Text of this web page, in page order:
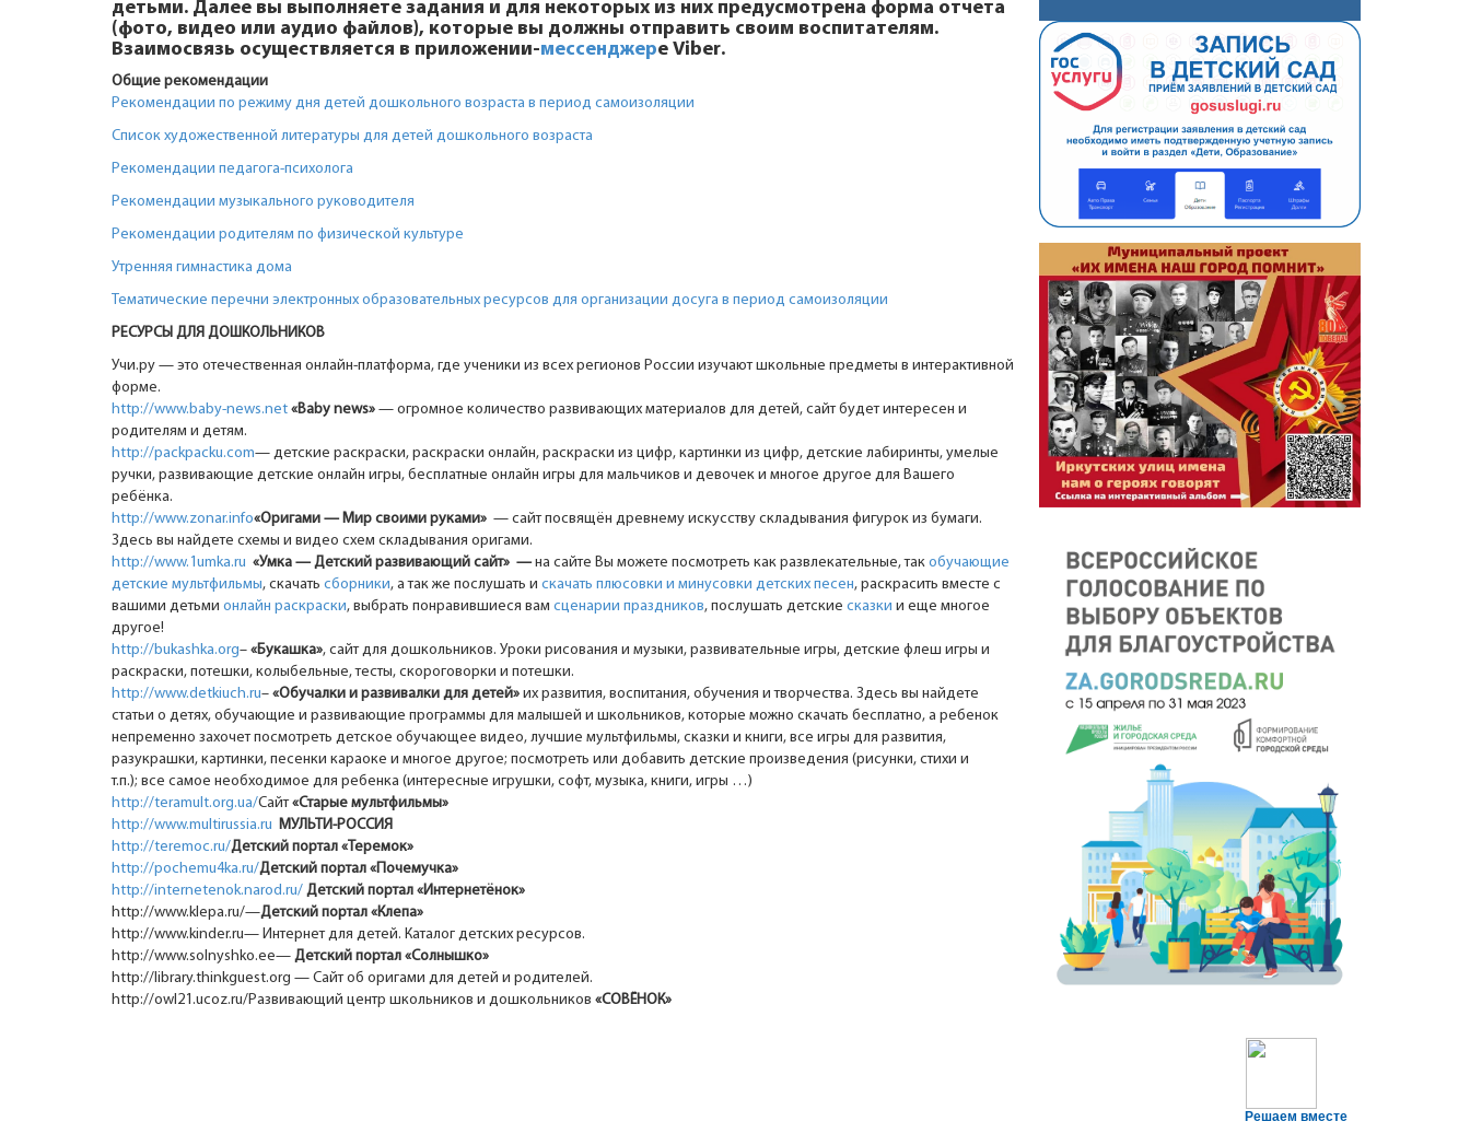
детьми. Далее вы выполняете задания и для некоторых из них предусмотрена форма отчета
(фото, видео или аудио файлов), которые вы должны отправить своим воспитателям.
Взаимосвязь осуществляется в приложении-мессенджере Viber.
Общие рекомендации
Рекомендации по режиму дня детей дошкольного возраста в период самоизоляции
Список художественной литературы для детей дошкольного возраста
Рекомендации педагога-психолога
Рекомендации музыкального руководителя
Рекомендации родителям по физической культуре
Утренняя гимнастика дома
Тематические перечни электронных образовательных ресурсов для организации досуга в период самоизоляции
РЕСУРСЫ ДЛЯ ДОШКОЛЬНИКОВ
Учи.ру — это отечественная онлайн-платформа, где ученики из всех регионов России изучают школьные предметы в интерактивной
форме.
http://www.baby-news.net «Baby news» — огромное количество развивающих материалов для детей, сайт будет интересен и
родителям и детям.
http://packpacku.com— детские раскраски, раскраски онлайн, раскраски из цифр, картинки из цифр, детские лабиринты, умелые
ручки, развивающие детские онлайн игры, бесплатные онлайн игры для мальчиков и девочек и многое другое для Вашего
ребёнка.
http://www.zonar.info«Оригами — Мир своими руками» — сайт посвящён древнему искусству складывания фигурок из бумаги.
Здесь вы найдете схемы и видео схем складывания оригами.
http://www.1umka.ru «Умка — Детский развивающий сайт» —на сайте Вы можете посмотреть как развлекательные, так обучающие
детские мультфильмы, скачать сборники, а так же послушать и скачать плюсовки и минусовки детских песен, раскрасить вместе с
вашими детьми онлайн раскраски, выбрать понравившиеся вам сценарии праздников, послушать детские сказки и еще многое
другое!
http://bukashka.org– «Букашка», сайт для дошкольников. Уроки рисования и музыки, развивательные игры, детские флеш игры и
раскраски, потешки, колыбельные, тесты, скороговорки и потешки.
http://www.detkiuch.ru– «Обучалки и развивалки для детей» их развития, воспитания, обучения и творчества. Здесь вы найдете
статьи о детях, обучающие и развивающие программы для малышей и школьников, которые можно скачать бесплатно, а ребенок
непременно захочет посмотреть детское обучающее видео, лучшие мультфильмы, сказки и книги, все игры для развития,
разукрашки, картинки, песенки караоке и многое другое; посмотреть или добавить детские произведения (рисунки, стихи и
т.п.); все самое необходимое для ребенка (интересные игрушки, софт, музыка, книги, игры …)
http://teramult.org.ua/Сайт«Старые мультфильмы»
http://www.multirussia.ru МУЛЬТИ-РОССИЯ
http://teremoc.ru/Детский портал «Теремок»
http://pochemu4ka.ru/Детский портал «Почемучка»
http://internetenok.narod.ru/ Детский портал «Интернетёнок»
http://www.klepa.ru/—Детский портал «Клепа»
http://www.kinder.ru— Интернет для детей. Каталог детских ресурсов.
http://www.solnyshko.ee— Детский портал «Солнышко»
http://library.thinkguest.org — Сайт об оригами для детей и родителей.
http://owl21.ucoz.ru/Развивающий центр школьников и дошкольников «СОВЁНОК»
Решаем вместе